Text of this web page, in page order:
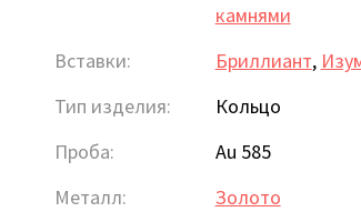
камнями
Вставки:
Бриллиант,
Тип изделия:
Кольцо
Проба:
Au 585
Металл:
Золото